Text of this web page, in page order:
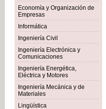
Economía y Organización de
Empresas
Informática
Ingeniería Civil
Ingeniería Electrónica y
Comunicaciones
Ingeniería Energética,
Eléctrica y Motores
Ingeniería Mecánica y de
Materiales
Lingüística